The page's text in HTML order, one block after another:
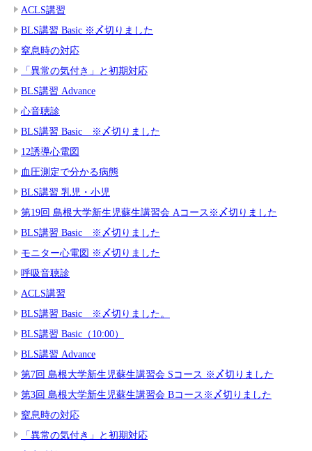
ACLS講習
BLS講習 Basic ※〆切りました
窒息時の対応
「異常の気付き」と初期対応
BLS講習 Advance
心音聴診
BLS講習 Basic ※〆切りました
12誘導心電図
血圧測定で分かる病態
BLS講習 乳児・小児
第19回 島根大学新生児蘇生講習会 Aコース※〆切りました
BLS講習 Basic ※〆切りました
モニター心電図 ※〆切りました
呼吸音聴診
ACLS講習
BLS講習 Basic ※〆切りました。
BLS講習 Basic（10:00）
BLS講習 Advance
第7回 島根大学新生児蘇生講習会 Sコース ※〆切りました
第3回 島根大学新生児蘇生講習会 Bコース※〆切りました
窒息時の対応
「異常の気付き」と初期対応